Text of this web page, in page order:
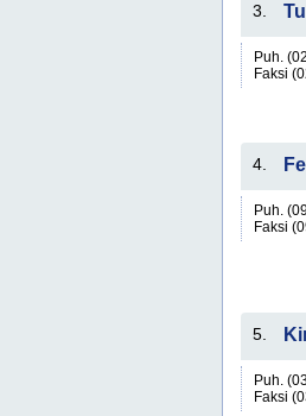
3.
Puh.
Faksi
4.
Puh.
Faksi
5.
Puh.
Faksi